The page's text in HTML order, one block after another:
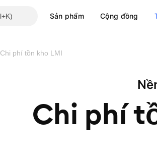
Sản phẩm Cộng đồng
Chi phí tồn kho LMI
Chi phí